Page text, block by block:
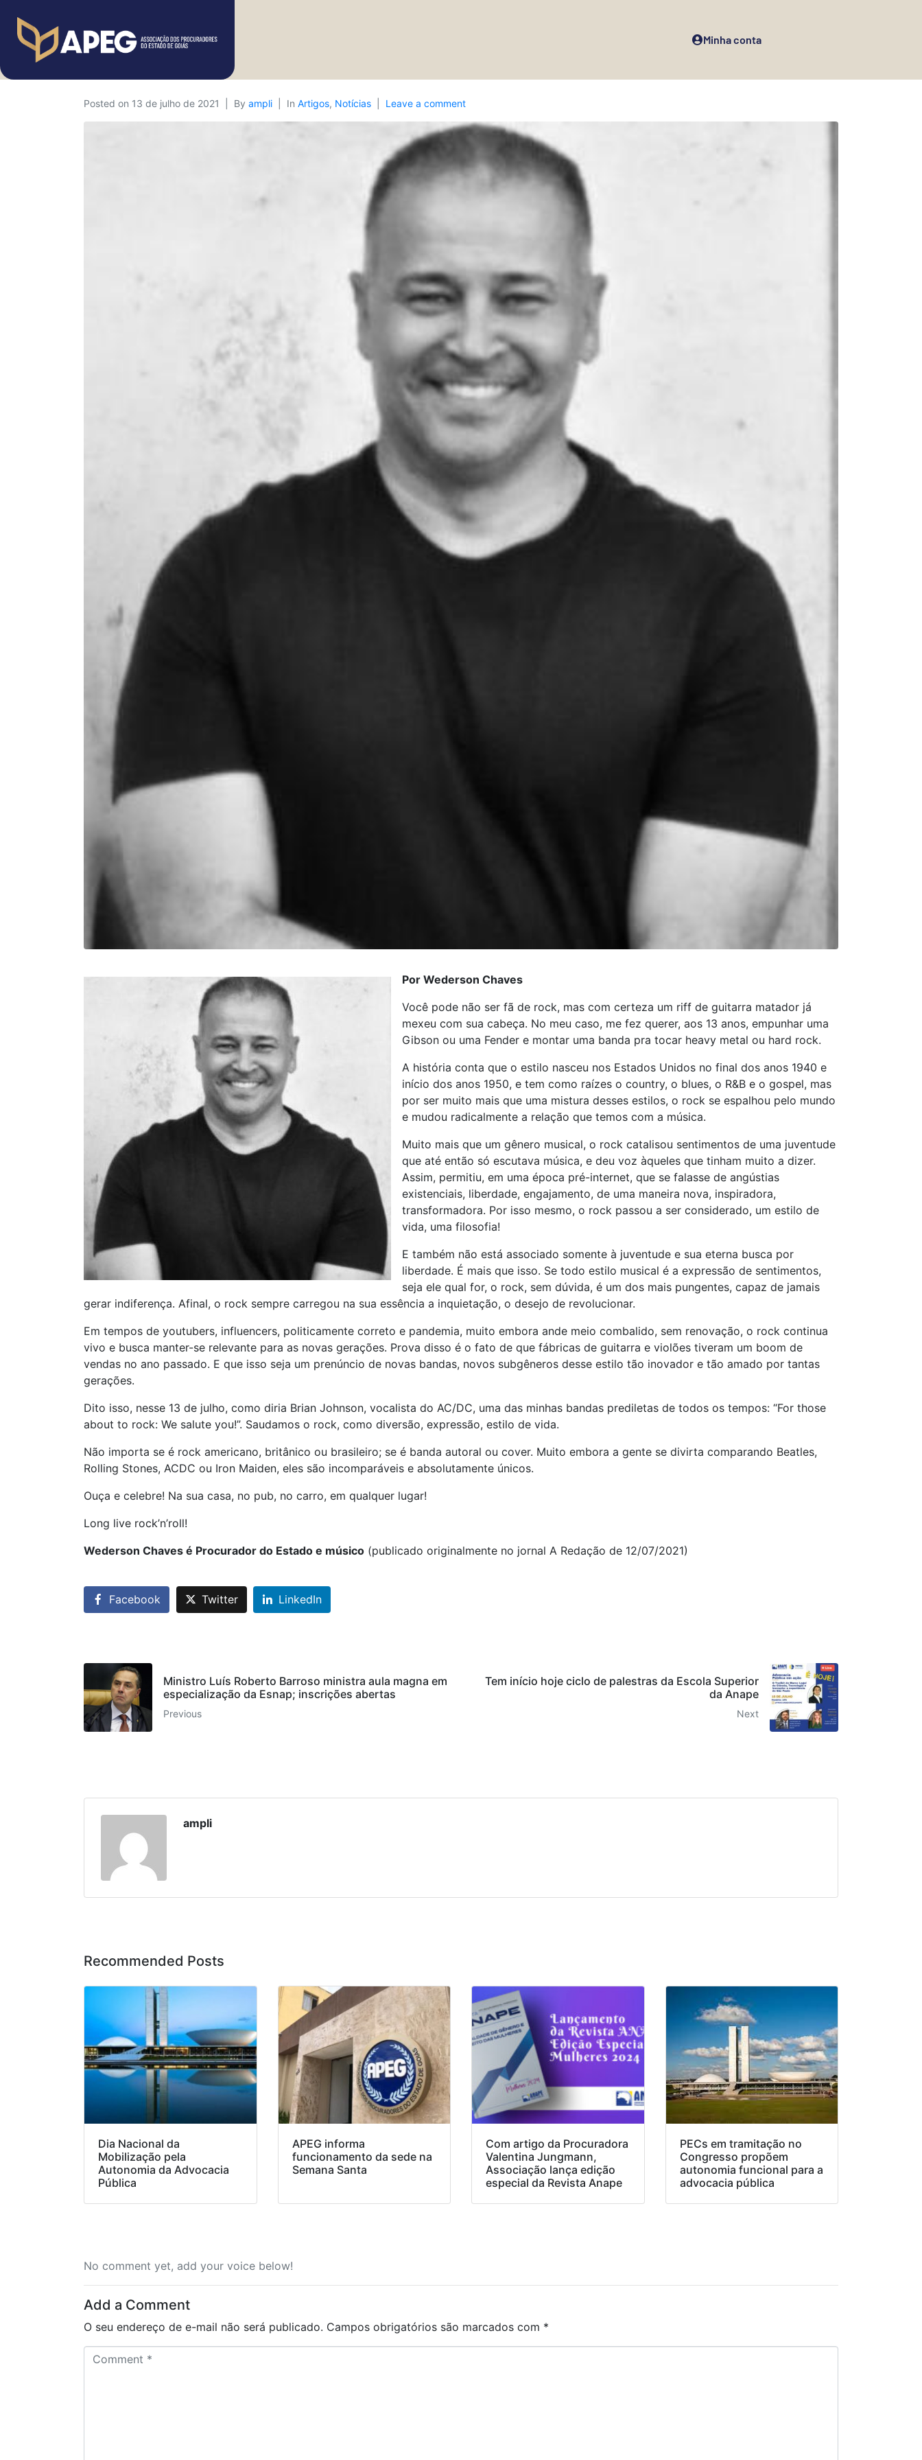
Minha conta
Posted on 13 de julho de 2021 By ampli In Artigos, Notícias Leave a comment
Por Wederson Chaves
Você pode não ser fã de rock, mas com certeza um riff de guitarra matador já
mexeu com sua cabeça. No meu caso, me fez querer, aos 13 anos, empunhar uma
Gibson ou uma Fender e montar uma banda pra tocar heavy metal ou hard rock.
A história conta que o estilo nasceu nos Estados Unidos no final dos anos 1940 e
início dos anos 1950, e tem como raízes o country, o blues, o R&B e o gospel, mas
por ser muito mais que uma mistura desses estilos, o rock se espalhou pelo mundo
e mudou radicalmente a relação que temos com a música.
Muito mais que um gênero musical, o rock catalisou sentimentos de uma juventude
que até então só escutava música, e deu voz àqueles que tinham muito a dizer.
Assim, permitiu, em uma época pré-internet, que se falasse de angústias
existenciais, liberdade, engajamento, de uma maneira nova, inspiradora,
transformadora. Por isso mesmo, o rock passou a ser considerado, um estilo de
vida, uma filosofia!
E também não está associado somente à juventude e sua eterna busca por
liberdade. É mais que isso. Se todo estilo musical é a expressão de sentimentos,
seja ele qual for, o rock, sem dúvida, é um dos mais pungentes, capaz de jamais
gerar indiferença. Afinal, o rock sempre carregou na sua essência a inquietação, o desejo de revolucionar.
Em tempos de youtubers, influencers, politicamente correto e pandemia, muito embora ande meio combalido, sem renovação, o rock continua
vivo e busca manter-se relevante para as novas gerações. Prova disso é o fato de que fábricas de guitarra e violões tiveram um boom de
vendas no ano passado. E que isso seja um prenúncio de novas bandas, novos subgêneros desse estilo tão inovador e tão amado por tantas
gerações.
Dito isso, nesse 13 de julho, como diria Brian Johnson, vocalista do AC/DC, uma das minhas bandas prediletas de todos os tempos: “For those
about to rock: We salute you!”. Saudamos o rock, como diversão, expressão, estilo de vida.
Não importa se é rock americano, britânico ou brasileiro; se é banda autoral ou cover. Muito embora a gente se divirta comparando Beatles,
Rolling Stones, ACDC ou Iron Maiden, eles são incomparáveis e absolutamente únicos.
Ouça e celebre! Na sua casa, no pub, no carro, em qualquer lugar!
Long live rock’n’roll!
Wederson Chaves é Procurador do Estado e músico (publicado originalmente no jornal A Redação de 12/07/2021)
Facebook Twitter LinkedIn
Ministro Luís Roberto Barroso ministra aula magna em
especialização da Esnap; inscrições abertas
Previous
Tem início hoje ciclo de palestras da Escola Superior
da Anape
Next
ampli
Recommended Posts
Dia Nacional da
Mobilização pela
Autonomia da Advocacia
Pública
APEG informa
funcionamento da sede na
Semana Santa
Com artigo da Procuradora
Valentina Jungmann,
Associação lança edição
especial da Revista Anape
PECs em tramitação no
Congresso propõem
autonomia funcional para a
advocacia pública
No comment yet, add your voice below!
Add a Comment
O seu endereço de e-mail não será publicado. Campos obrigatórios são marcados com *